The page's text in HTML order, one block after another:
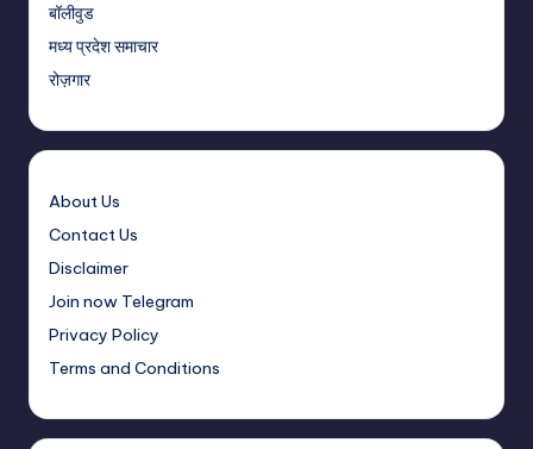
बॉलीवुड
मध्य प्रदेश समाचार
रोज़गार
About Us
Contact Us
Disclaimer
Join now Telegram
Privacy Policy
Terms and Conditions